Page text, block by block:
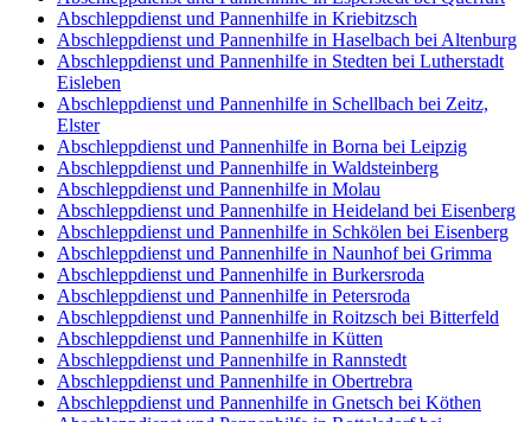
Abschleppdienst und Pannenhilfe in Kriebitzsch
Abschleppdienst und Pannenhilfe in Haselbach bei Altenburg
Abschleppdienst und Pannenhilfe in Stedten bei Lutherstadt
Eisleben
Abschleppdienst und Pannenhilfe in Schellbach bei Zeitz,
Elster
Abschleppdienst und Pannenhilfe in Borna bei Leipzig
Abschleppdienst und Pannenhilfe in Waldsteinberg
Abschleppdienst und Pannenhilfe in Molau
Abschleppdienst und Pannenhilfe in Heideland bei Eisenberg
Abschleppdienst und Pannenhilfe in Schkölen bei Eisenberg
Abschleppdienst und Pannenhilfe in Naunhof bei Grimma
Abschleppdienst und Pannenhilfe in Burkersroda
Abschleppdienst und Pannenhilfe in Petersroda
Abschleppdienst und Pannenhilfe in Roitzsch bei Bitterfeld
Abschleppdienst und Pannenhilfe in Kütten
Abschleppdienst und Pannenhilfe in Rannstedt
Abschleppdienst und Pannenhilfe in Obertrebra
Abschleppdienst und Pannenhilfe in Gnetsch bei Köthen